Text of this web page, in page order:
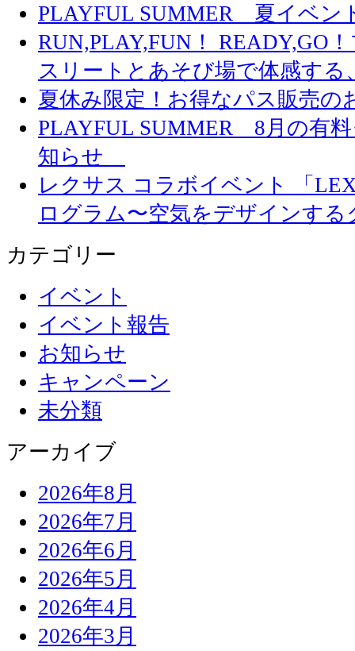
PLAYFUL SUMMER 夏イベ
RUN,PLAY,FUN！ READY,GO
スリートとあそび場で体感する
夏休み限定！お得なパス販売の
PLAYFUL SUMMER 8月の有
知らせ
レクサス コラボイベント 「
ログラム〜空気をデザインす
カテゴリー
イベント
イベント報告
お知らせ
キャンペーン
未分類
アーカイブ
2026年8月
2026年7月
2026年6月
2026年5月
2026年4月
2026年3月